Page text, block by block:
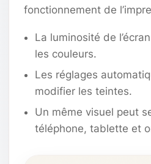
fonctionnement de
La luminosité de
les couleurs.
Les réglages
modifier les teintes.
Un même visuel peut
téléphone, tablette et